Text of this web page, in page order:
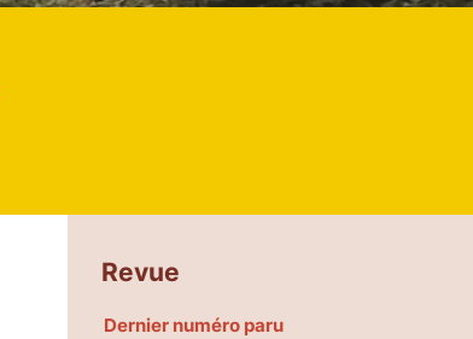
Revue
Dernier numéro paru